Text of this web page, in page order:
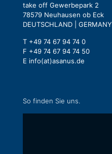
take off Gewerbepark 2
78579 Neuhausen ob Eck
DEUTSCHLAND | GERMANY
T +49 74 67 94 74 0
F +49 74 67 94 74 50
E info(at)asanus.de
So finden Sie uns.